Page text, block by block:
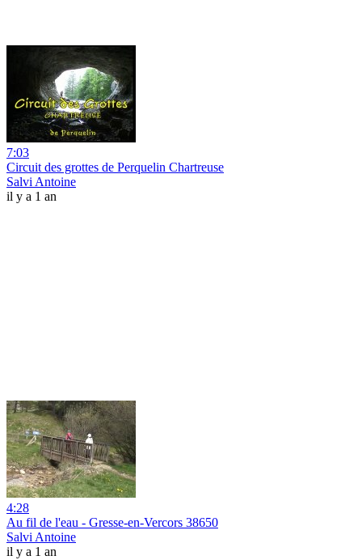
7:03
Circuit des grottes de Perquelin Chartreuse
Salvi Antoine
il y a 1 an
4:28
Au fil de l'eau - Gresse-en-Vercors 38650
Salvi Antoine
il y a 1 an